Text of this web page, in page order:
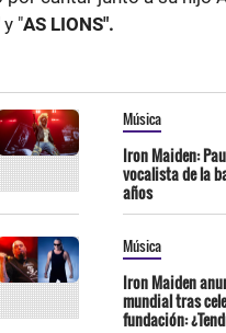
y "AS LIONS".
Música
Iron Maiden:
vocalista de la
años
Música
Iron Maiden
mundial tras
fundación: